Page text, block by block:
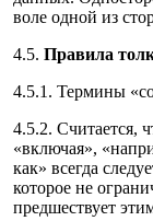
воле одной из
4.5. Правила
4.5.1. Термины
4.5.2. Считается,
«включая»,
как» всегда
которое не
предшествует